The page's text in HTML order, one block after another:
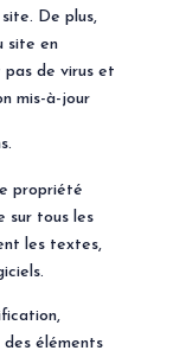
De plus,
site en
de virus et
mis-à-jour
propriété
sur tous les
les textes,
éléments